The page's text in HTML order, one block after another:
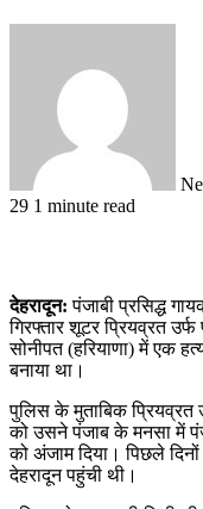
29 1 minute read
देहरादून: पंजाबी प्रसिद्ध
गिरफ्तार शूटर प्रियव्रत
सोनीपत (हरियाणा) में एक
बनाया था।
पुलिस के मुताबिक
को उसने पंजाब के मनसा में
को अंजाम दिया। पिछले
देहरादून पहुंची थी।